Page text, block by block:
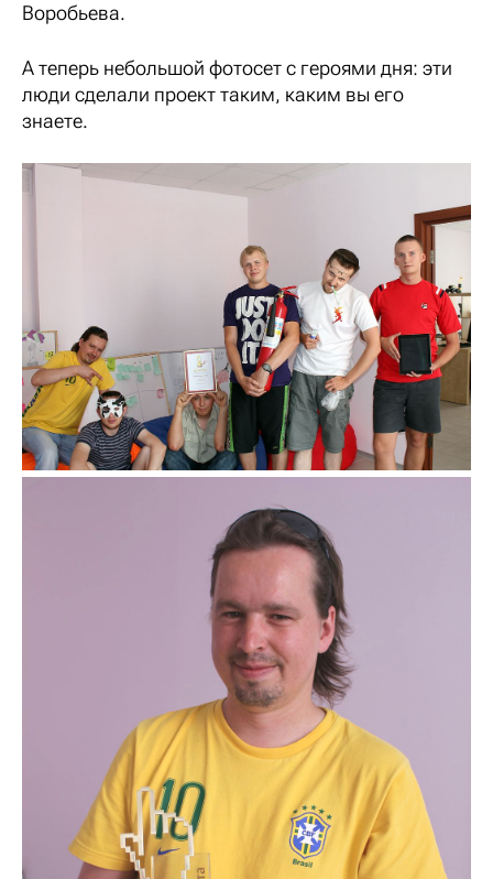
Воробьева.
А теперь небольшой фотосет с героями дня: эти
люди сделали проект таким, каким вы его
знаете.